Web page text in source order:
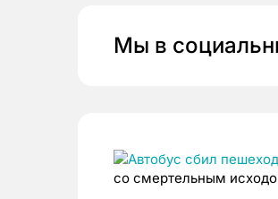
Мы в
со смертельным